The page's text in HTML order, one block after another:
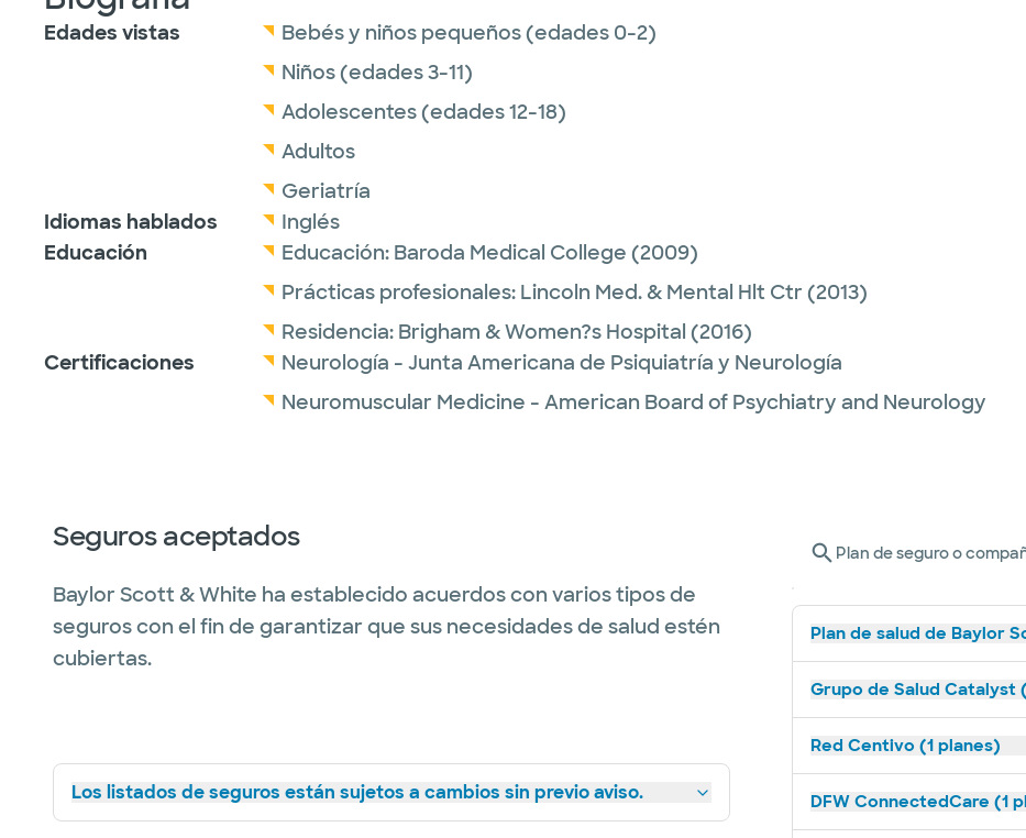
Edades vistas
Bebés y niños pequeños (edades 0-2)
Niños (edades 3-11)
Adolescentes (edades 12-18)
Adultos
Geriatría
Idiomas hablados
Inglés
Educación
Educación: Baroda Medical College (2009)
Prácticas profesionales: Lincoln Med. & Mental Hlt Ctr (2013)
Residencia: Brigham & Women?s Hospital (2016)
Certificaciones
Neurología - Junta Americana de Psiquiatría y Neurología
Neuromuscular Medicine - American Board of Psychiatry and Neurology
Seguros aceptados
Baylor Scott & White ha establecido acuerdos con varios tipos de
seguros con el fin de garantizar que sus necesidades de salud estén
cubiertas.
Los listados de seguros están sujetos a cambios sin previo aviso.
Plan de seguro o
Plan de salud de Baylor
Grupo de Salud Catalyst
Red Centivo (1 planes)
DFW ConnectedCare (1